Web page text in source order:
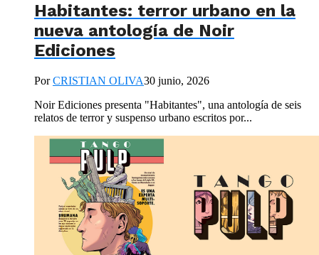
Habitantes: terror urbano en la
nueva antología de Noir
Ediciones
PorCRISTIAN OLIVA30 junio, 2026
Noir Ediciones presenta "Habitantes", una antología de seis
relatos de terror y suspenso urbano escritos por...